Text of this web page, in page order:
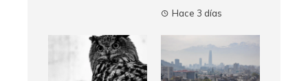
Hace 3 días